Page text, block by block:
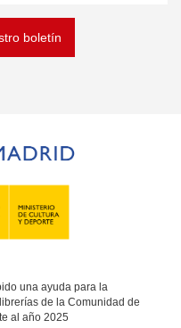
boletín
una ayuda para la
de la Comunidad de
al año 2025